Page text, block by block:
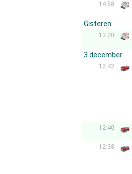
14:58
Gisteren
13:20
3 december
12:42
12:40
12:38